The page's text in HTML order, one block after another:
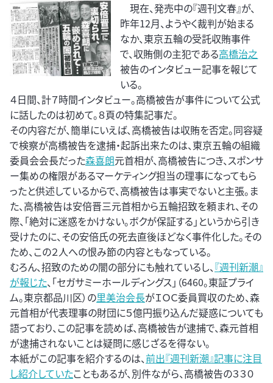
現在、発売中の『週刊文春』が、
昨年12月、ようやく裁判が始まる
なか、東京五輪の受託収賄事件
で、収賄側の主犯である高橋治之
被告のインタビュー記事を報じて
いる。
４日間、計７時間インタビュー。高橋被告が事件について公式
に話したのは初めて。８頁の特集記事だ。
その内容だが、簡単にいえば、高橋被告は収賄を否定。同容疑
で検察が高橋被告を逮捕・起訴出来たのは、東京五輪の組織
委員会会長だった森喜朗元首相が、高橋被告につき、スポンサ
ー集めの権限があるマーケティング担当の理事になってもら
ったと供述しているからで、高橋被告は事実でないと主張。ま
た、高橋被告は安倍晋三元首相から五輪招致を頼まれ、その
際、「絶対に迷惑をかけない。ボクが保証する」というから引き
受けたのに、その安倍氏の死去直後ほどなく事件化した。その
ため、この２人への恨み節の内容ともなっている。
むろん、招致のための闇の部分にも触れているし、『週刊新潮』
が報じた、「セガサミーホールディングス」（6460。東証プライ
ム。東京都品川区）の里美治会長がＩＯＣ委員買収のため、森
元首相が代表理事の財団に５億円振り込んだ疑惑についても
語っており、この記事を読めば、高橋被告が逮捕で、森元首相
が逮捕されないことは疑問に感じざるを得ない。
本紙がこの記事を紹介するのは、前出『週刊新潮』記事に注目
し紹介していたこともあるが、別件ながら、高橋被告の３３０